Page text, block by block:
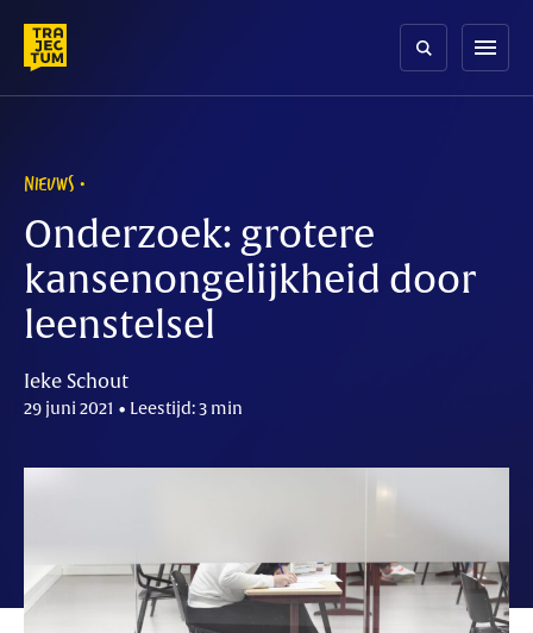
content
menu
NIEUWS
Onderzoek: grotere
kansenongelijkheid door
leenstelsel
Ieke Schout
29 juni 2021 • Leestijd: 3 min